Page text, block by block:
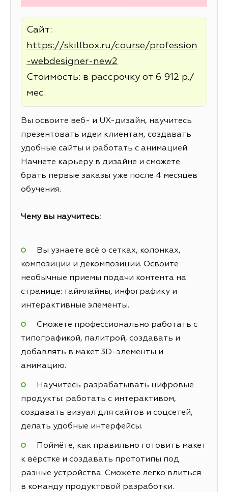
Сайт:
https://skillbox.ru/course/profession
-webdesigner-new2
Стоимость: в рассрочку от 6 912 р./
мес.
Вы освоите веб- и UX-дизайн, научитесь
презентовать идеи клиентам, создавать
удобные сайты и работать с анимацией.
Начнете карьеру в дизайне и сможете
брать первые заказы уже после 4 месяцев
обучения.
Чему вы научитесь:
Вы узнаете всё о сетках, колонках,
композиции и декомпозиции. Освоите
необычные приемы подачи контента на
странице: таймлайны, инфографику и
интерактивные элементы.
Сможете профессионально работать с
типографикой, палитрой, создавать и
добавлять в макет 3D-элементы и
анимацию.
Научитесь разрабатывать цифровые
продукты: работать с интерактивом,
создавать визуал для сайтов и соцсетей,
делать удобные интерфейсы.
Поймёте, как правильно готовить макет
к вёрстке и создавать прототипы под
разные устройства. Сможете легко влиться
в команду продуктовой разработки.